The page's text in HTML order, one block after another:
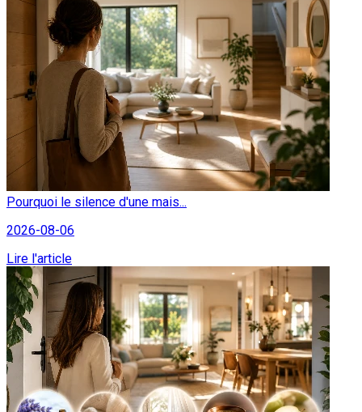
Pourquoi le silence d'une mais...
2026-08-06
Lire l'article